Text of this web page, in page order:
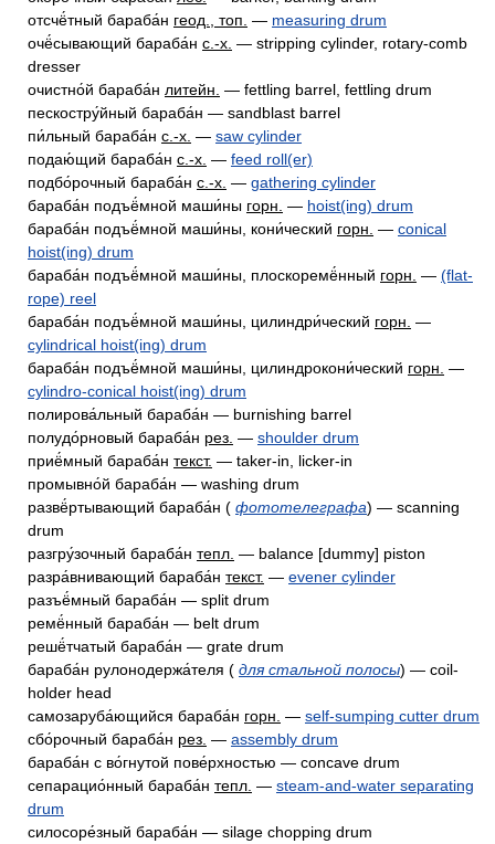
отсчё́тный бараба́н геод., топ. — measuring drum
очё́сывающий бараба́н с.-х. — stripping cylinder, rotary-comb
dresser
очистно́й бараба́н литейн. — fettling barrel, fettling drum
пескостру́йный бараба́н — sandblast barrel
пи́льный бараба́н с.-х. — saw cylinder
подаю́щий бараба́н с.-х. — feed roll(er)
подбо́рочный бараба́н с.-х. — gathering cylinder
бараба́н подъё́мной маши́ны горн. — hoist(ing) drum
бараба́н подъё́мной маши́ны, кони́ческий горн. — conical
hoist(ing) drum
бараба́н подъё́мной маши́ны, плоскоремё́нный горн. — (flat-
rope) reel
бараба́н подъё́мной маши́ны, цилиндри́ческий горн. —
cylindrical hoist(ing) drum
бараба́н подъё́мной маши́ны, цилиндрокони́ческий горн. —
cylindro-conical hoist(ing) drum
полирова́льный бараба́н — burnishing barrel
полудо́рновый бараба́н рез. — shoulder drum
приё́мный бараба́н текст. — taker-in, licker-in
промывно́й бараба́н — washing drum
развё́ртывающий бараба́н ( фототелеграфа) — scanning
drum
разгру́зочный бараба́н тепл. — balance [dummy] piston
разра́внивающий бараба́н текст. — evener cylinder
разъё́мный бараба́н — split drum
ремё́нный бараба́н — belt drum
решё́тчатый бараба́н — grate drum
бараба́н рулонодержа́теля ( для стальной полосы) — coil-
holder head
самозаруба́ющийся бараба́н горн. — self-sumping cutter drum
сбо́рочный бараба́н рез. — assembly drum
бараба́н с во́гнутой пове́рхностью — concave drum
сепарацио́нный бараба́н тепл. — steam-and-water separating
drum
силосоре́зный бараба́н — silage chopping drum